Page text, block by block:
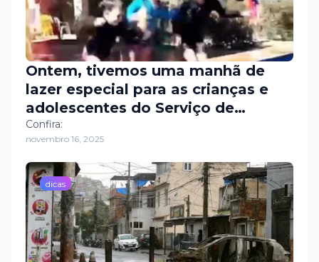
Ontem, tivemos uma manhã de
lazer especial para as crianças e
adolescentes do Serviço de
Convivência, marcada por alegria,
brincadeiras e momentos que
fortalecem vínculos. Cada sorriso e
cada atividade mostraram o
quanto é importante investir em
espaços que acolhem,
desenvolvem e motivam nossos
jovens.
Confira:
novembro 16, 2025
dicas